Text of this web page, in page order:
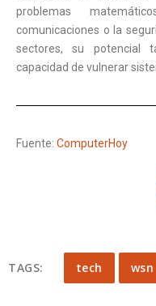
problemas
comunicaciones o la
sectores, su potencial
capacidad de vulnerar
Fuente: ComputerHoy
TAGS: tech wsn